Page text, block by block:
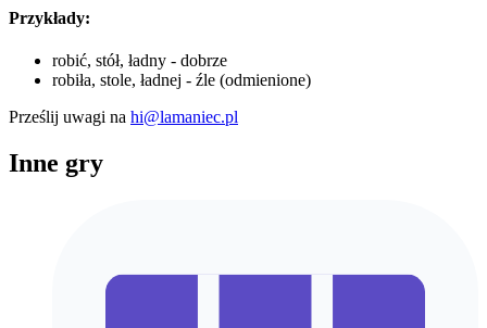
Przykłady:
robić, stół, ładny - dobrze
robiła, stole, ładnej - źle (odmienione)
Prześlij uwagi na hi@lamaniec.pl
Inne gry